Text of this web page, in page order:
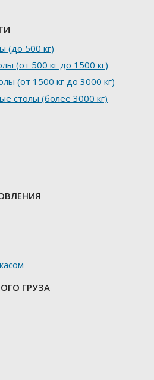
(до 500 кг)
(от 500 кг до 1500 кг)
(от 1500 кг до 3000 кг)
столы (более 3000 кг)
ГРУЗА